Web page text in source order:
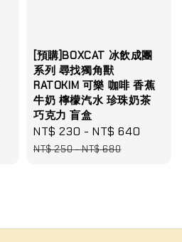
[預購]BOXCAT 冰飲成團
系列 尋找獨角獸
RATOKIM 可樂 咖啡 香蕉
牛奶 檸檬汽水 珍珠奶茶
巧克力 盲盒
Sale
price
NT$ 230 -NT$ 640
NT$ 250-NT$ 680